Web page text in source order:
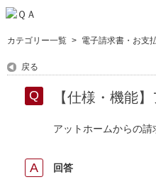
カテゴリー一覧 > 電子請求書・お支
戻る
【仕様・機能
アットホームからの
回答